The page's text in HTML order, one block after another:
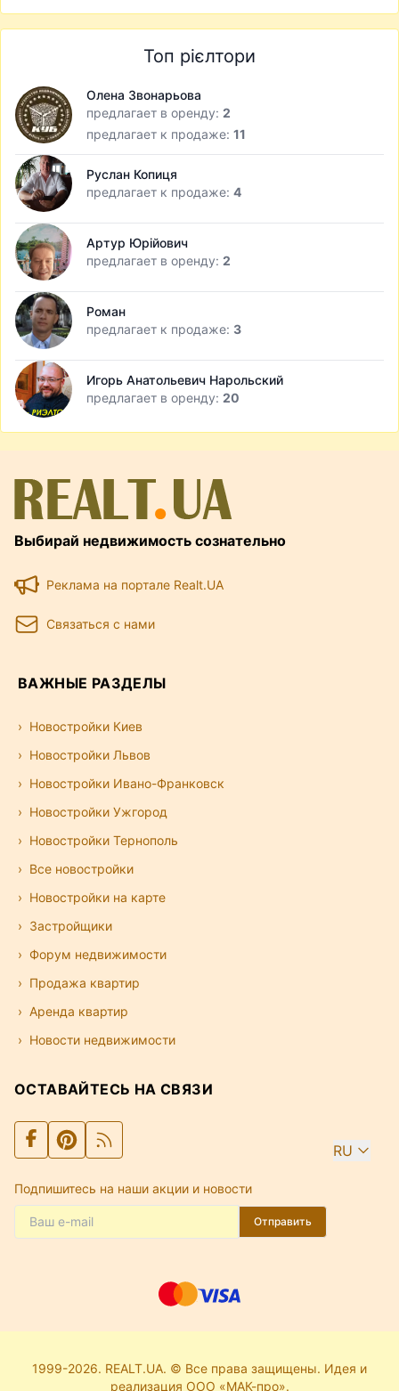
Топ рієлтори
Олена Звонарьова
предлагает в оренду: 2
предлагает к продаже: 11
Руслан Копиця
предлагает к продаже: 4
Артур Юрійович
предлагает в оренду: 2
Роман
предлагает к продаже: 3
Игорь Анатольевич Нарольский
предлагает в оренду: 20
Выбирай недвижимость сознательно
Реклама на портале Realt.UA
Связаться с нами
ВАЖНЫЕ РАЗДЕЛЫ
Новостройки Киев
Новостройки Львов
Новостройки Ивано-Франковск
Новостройки Ужгород
Новостройки Тернополь
Все новостройки
Новостройки на карте
Застройщики
Форум недвижимости
Продажа квартир
Аренда квартир
Новости недвижимости
ОСТАВАЙТЕСЬ НА СВЯЗИ
RU
Подпишитесь на наши акции и новости
Отправить
1999-2026. REALT.UA. © Все права защищены. Идея и
реализация ООО «МАК-про».